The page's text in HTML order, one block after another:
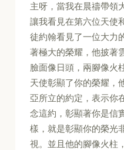
主呀，當我在晨禱帶領
讓我看見在第六位天使
徒約翰看見了一位大力
著極大的榮耀，他披著
臉面像日頭，兩腳像火
天使彰顯了你的榮耀，
亞所立的約定，表示你
念這約，彰顯著你是信
樣，就是彰顯你的榮光
視。並且他的腳像火柱